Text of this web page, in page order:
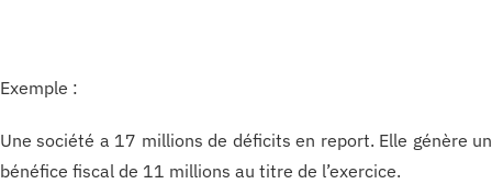
Exemple :
Une société a 17 millions de déficits en report. Elle génère un
bénéfice fiscal de 11 millions au titre de l’exercice.